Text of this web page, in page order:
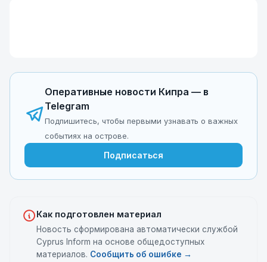
Оперативные новости Кипра — в
Telegram
Подпишитесь, чтобы первыми узнавать о важных
событиях на острове.
Подписаться
Как подготовлен материал
Новость сформирована автоматически службой
Cyprus Inform на основе общедоступных
материалов. Сообщить об ошибке →